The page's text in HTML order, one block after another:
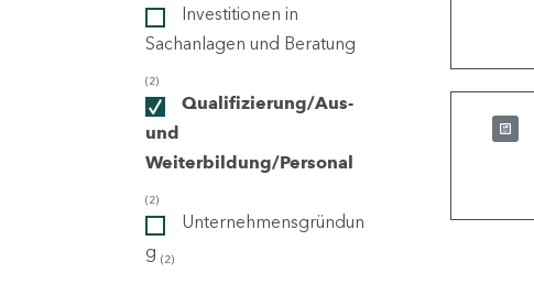
Investitionen in
Sachanlagen und Beratung
(2)
Qualifizierung/Aus-
und
Weiterbildung/Personal
(2)
Unternehmensgründun
g (2)